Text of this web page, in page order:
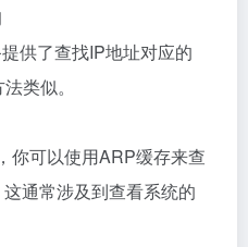
供了查找IP地址对应的
类似。
你可以使用ARP缓存来查
通常涉及到查看系统的